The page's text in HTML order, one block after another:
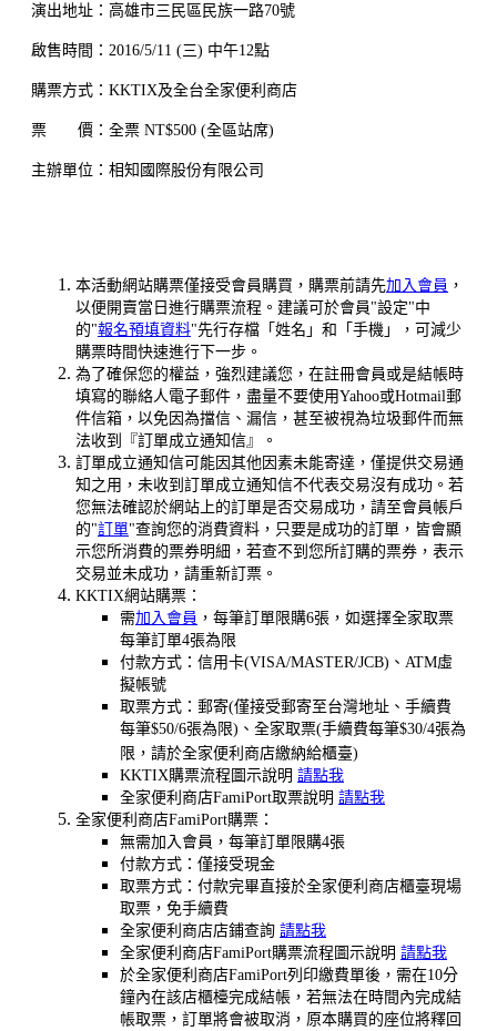
演出地址：高雄市三民區民族一路70號
啟售時間：2016/5/11 (三) 中午12點
購票方式：KKTIX及全台全家便利商店
票 價：全票 NT$500 (全區站席)
主辦單位：相知國際股份有限公司
本活動網站購票僅接受會員購買，購票前請先加入會員 ，
以便開賣當日進行購票流程。建議可於會員"設定"中
的"報名預填資料"先行存檔「姓名」和「手機」，可減少
購票時間快速進行下一步。
為了確保您的權益，強烈建議您，在註冊會員或是結帳時
填寫的聯絡人電子郵件，盡量不要使用Yahoo或Hotmail郵
件信箱，以免因為擋信、漏信，甚至被視為垃圾郵件而無
法收到『訂單成立通知信』。
訂單成立通知信可能因其他因素未能寄達，僅提供交易通
知之用，未收到訂單成立通知信不代表交易沒有成功。若
您無法確認於網站上的訂單是否交易成功，請至會員帳戶
的"訂單"查詢您的消費資料，只要是成功的訂單，皆會顯
示您所消費的票券明細，若查不到您所訂購的票券，表示
交易並未成功，請重新訂票。
KKTIX網站購票：
需加入會員 ，每筆訂單限購6張，如選擇全家取票
每筆訂單4張為限
付款方式：信用卡(VISA/MASTER/JCB)、ATM虛
擬帳號
取票方式：郵寄(僅接受郵寄至台灣地址、手續費
每筆$50/6張為限)、全家取票(手續費每筆$30/4張為
限，請於全家便利商店繳納給櫃臺)
KKTIX購票流程圖示說明 請點我
全家便利商店FamiPort取票說明 請點我
全家便利商店FamiPort購票：
無需加入會員，每筆訂單限購4張
付款方式：僅接受現金
取票方式：付款完畢直接於全家便利商店櫃臺現場
取票，免手續費
全家便利商店店鋪查詢 請點我
全家便利商店FamiPort購票流程圖示說明 請點我
於全家便利商店FamiPort列印繳費單後，需在10分
鐘內在該店櫃檯完成結帳，若無法在時間內完成結
帳取票，訂單將會被取消，原本購買的座位將釋回